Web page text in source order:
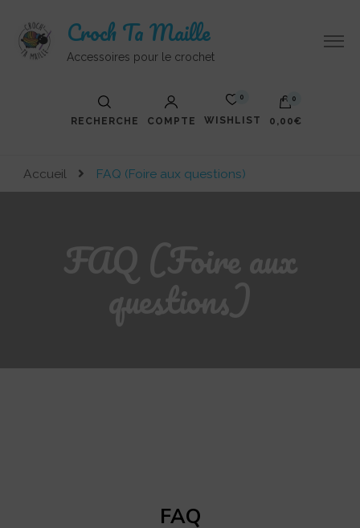
Croch Ta Maille
Accessoires pour le crochet
RECHERCHE COMPTE
0
WISHLIST
0
0,00€
Accueil FAQ (Foire aux questions)
FAQ (Foire aux
questions)
FAQ